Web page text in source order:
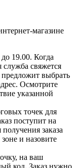
магазине
до 19.00. Когда
служба свяжется
выбрать
Осмотрите
указанной
точек для
поступит на
заказа
и назовите
на ваш